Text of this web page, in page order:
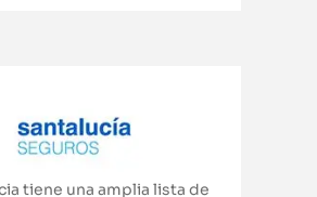
tiene una amplia lista de